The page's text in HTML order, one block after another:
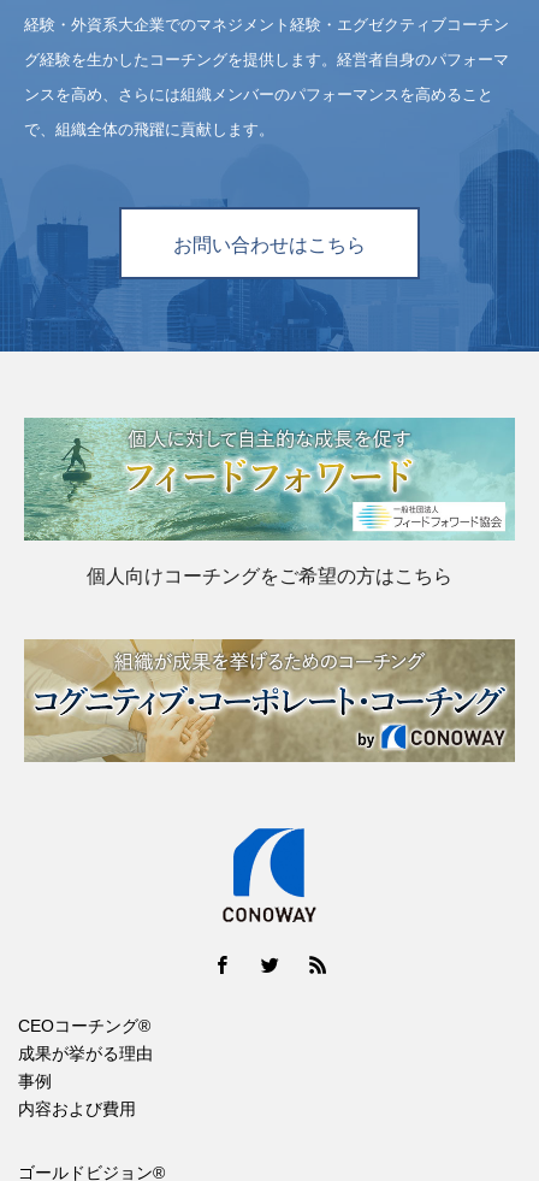
経験・外資系大企業でのマネジメント経験・エグゼクティブコーチン
グ経験を生かしたコーチングを提供します。経営者自身のパフォーマ
ンスを高め、さらには組織メンバーのパフォーマンスを高めること
で、組織全体の飛躍に貢献します。
お問い合わせはこちら
個人向けコーチングをご希望の方はこちら
CEOコーチング®
成果が挙がる理由
事例
内容および費用
ゴールドビジョン®